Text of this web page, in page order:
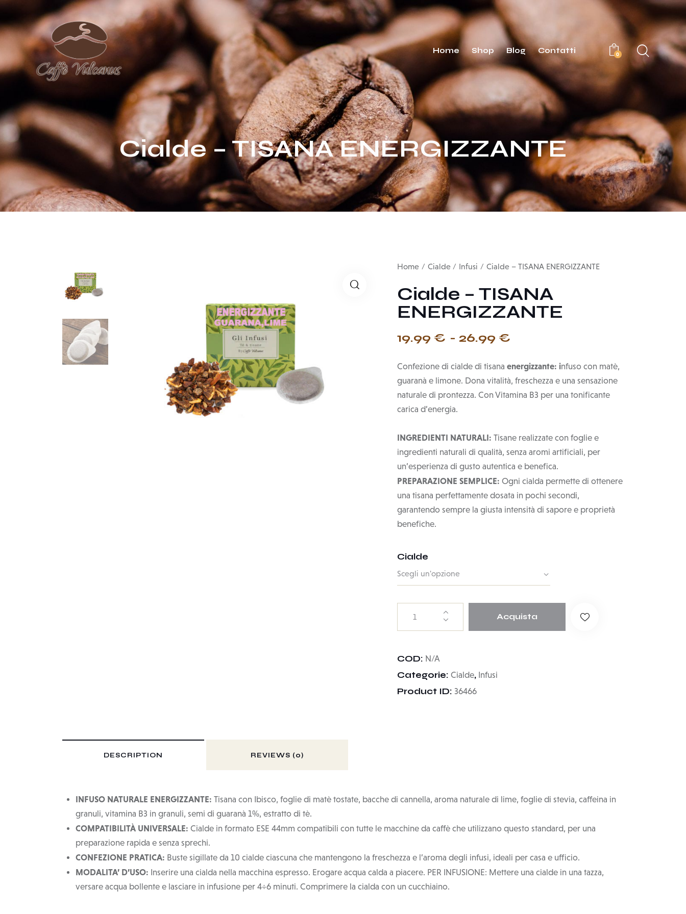
Home Shop Blog Contatti 0
Cialde – TISANA ENERGIZZANTE
Home Cialde Infusi Cialde – TISANA ENERGIZZANTE
Cialde – TISANA
ENERGIZZANTE
19.99 € - 26.99 €
Confezione di cialde di tisana energizzante: infuso con matè,
guaranà e limone. Dona vitalità, freschezza e una sensazione
naturale di prontezza. Con Vitamina B3 per una tonificante
carica d’energia.
INGREDIENTI NATURALI: Tisane realizzate con foglie e
ingredienti naturali di qualità, senza aromi artificiali, per
un’esperienza di gusto autentica e benefica.
PREPARAZIONE SEMPLICE: Ogni cialda permette di ottenere
una tisana perfettamente dosata in pochi secondi,
garantendo sempre la giusta intensità di sapore e proprietà
benefiche.
Cialde
Acquista
COD: N/A
Categorie: Cialde, Infusi
Product ID: 36466
DESCRIPTION REVIEWS (0)
INFUSO NATURALE ENERGIZZANTE: Tisana con Ibisco, foglie di matè tostate, bacche di cannella, aroma naturale di lime, foglie di stevia, caffeina in
granuli, vitamina B3 in granuli, semi di guaranà 1%, estratto di tè.
COMPATIBILITÀ UNIVERSALE: Cialde in formato ESE 44mm compatibili con tutte le macchine da caffè che utilizzano questo standard, per una
preparazione rapida e senza sprechi.
CONFEZIONE PRATICA: Buste sigillate da 10 cialde ciascuna che mantengono la freschezza e l’aroma degli infusi, ideali per casa e ufficio.
MODALITA’ D’USO: Inserire una cialda nella macchina espresso. Erogare acqua calda a piacere. PER INFUSIONE: Mettere una cialde in una tazza,
versare acqua bollente e lasciare in infusione per 4÷6 minuti. Comprimere la cialda con un cucchiaino.